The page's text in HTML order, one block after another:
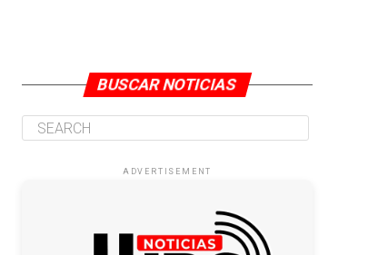
BUSCAR NOTICIAS
ADVERTISEMENT